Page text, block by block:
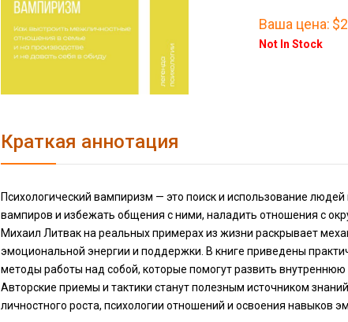
Ваша цена:
Not In Stock
Краткая аннотация
Психологический вампиризм — это поиск и использование
вампиров и избежать общения с ними, наладить отношения с
Михаил Литвак на реальных примерах из жизни раскрывает
эмоциональной энергии и поддержки. В книге приведены
методы работы над собой, которые помогут развить внутреннюю
Авторские приемы и тактики станут полезным источником
личностного роста, психологии отношений и освоения навыков